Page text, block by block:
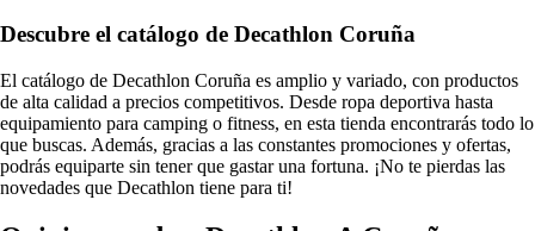
Descubre el catálogo de Decathlon Coruña
El catálogo de Decathlon Coruña es amplio y variado, con productos
de alta calidad a precios competitivos. Desde ropa deportiva hasta
equipamiento para camping o fitness, en esta tienda encontrarás todo lo
que buscas. Además, gracias a las constantes promociones y ofertas,
podrás equiparte sin tener que gastar una fortuna. ¡No te pierdas las
novedades que Decathlon tiene para ti!